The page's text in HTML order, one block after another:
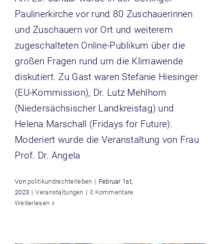
Paulinerkirche vor rund 80 Zuschauerinnen
und Zuschauern vor Ort und weiterem
zugeschalteten Online-Publikum über die
großen Fragen rund um die Klimawende
diskutiert. Zu Gast waren Stefanie Hiesinger
(EU-Kommission), Dr. Lutz Mehlhorn
(Niedersächsischer Landkreistag) und
Helena Marschall (Fridays for Future).
Moderiert wurde die Veranstaltung von Frau
Prof. Dr. Angela
Von politikundrechterleben | Februar 1st,
2023 | Veranstaltungen | 0 Kommentare
WeiterlesenVorbereitung auf die Simulationen, 21.